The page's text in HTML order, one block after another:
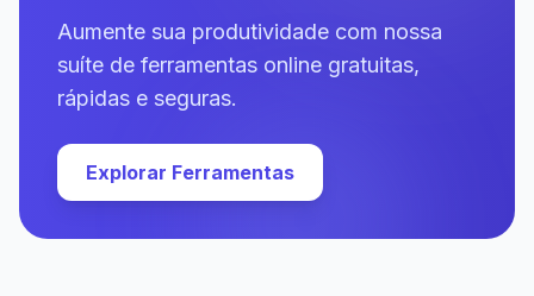
Aumente sua produtividade com nossa
suíte de ferramentas online gratuitas,
rápidas e seguras.
Explorar Ferramentas